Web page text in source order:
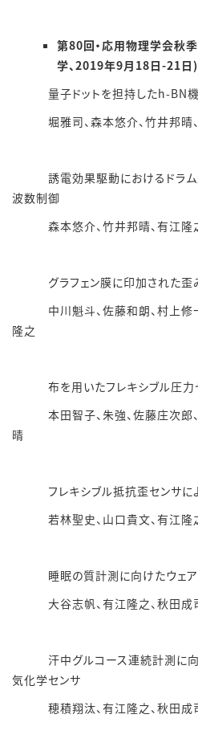
第80回・応用物理学会秋
学、2019年9月18日-21日)
量子ドットを担持したh-BN
堀雅司、森本悠介、竹井邦晴、
誘電効果駆動におけるドラム
波数制御
森本悠介、竹井邦晴、有江隆
グラフェン膜に印加された歪
中川魁斗、佐藤和朗、村上修一
隆之
布を用いたフレキシブル圧力
本田智子、朱強、佐藤庄次郎、
晴
フレキシブル抵抗歪センサに
若林聖史、山口貴文、有江隆之
睡眠の質計測に向けたウェア
大谷志帆、有江隆之、秋田成
汗中グルコース連続計測に向
気化学センサ
穂積翔汰、有江隆之、秋田成